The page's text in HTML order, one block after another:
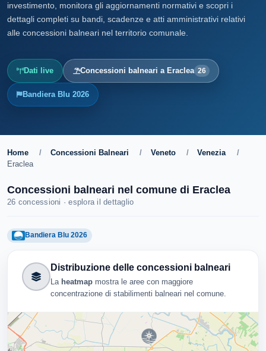
investimento, monitora gli aggiornamenti normativi e scopri i
dettagli completi su bandi, scadenze e atti amministrativi relativi
alle concessioni balneari nel territorio comunale.
Dati live Concessioni balneari a Eraclea 26
Bandiera Blu 2026
Home / Concessioni Balneari / Veneto / Venezia
/
Eraclea
Concessioni balneari nel comune di Eraclea
26 concessioni · esplora il dettaglio
Bandiera Blu 2026
Distribuzione delle concessioni balneari
La heatmap mostra le aree con maggiore
concentrazione di stabilimenti balneari nel comune.